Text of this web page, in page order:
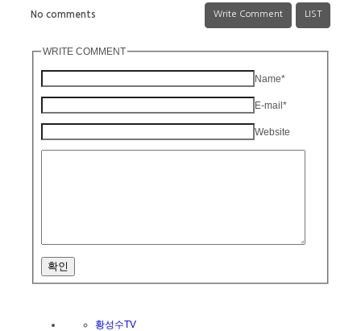
No comments Write Comment LIST
WRITE COMMENT
Name*
E-mail*
Website
확인
황성수TV